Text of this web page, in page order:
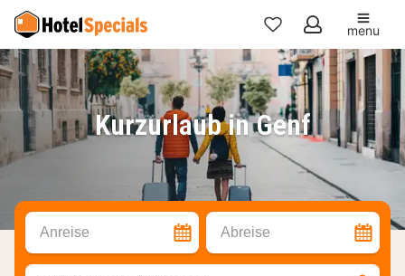
Meine
Favoriten
menu
Kurzurlaub in Genf
Anreise Abreise